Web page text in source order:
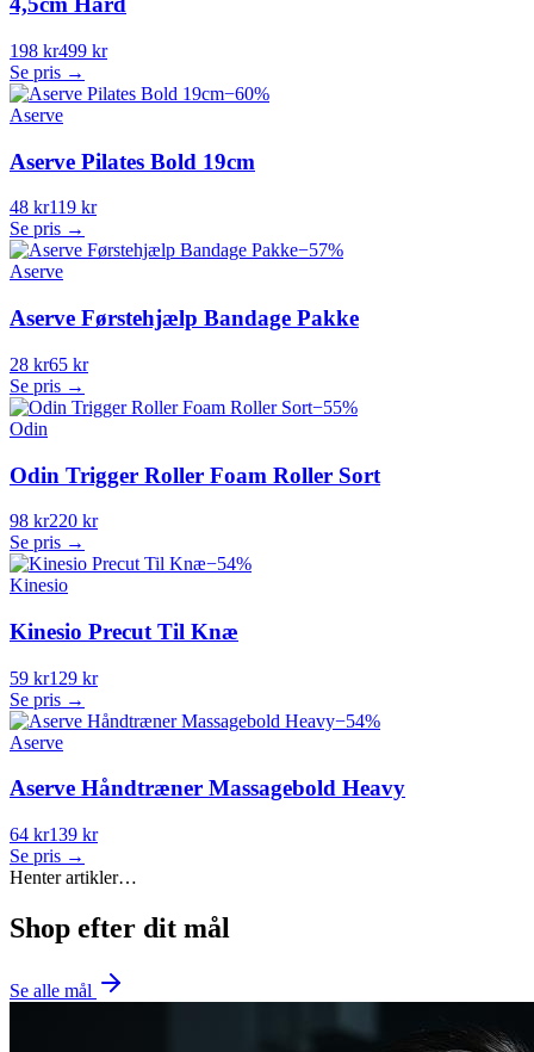
198 kr499 kr
Se pris →
−60%
Aserve
Aserve Pilates Bold 19cm
48 kr119 kr
Se pris →
−57%
Aserve
Aserve Førstehjælp Bandage Pakke
28 kr65 kr
Se pris →
−55%
Odin
Odin Trigger Roller Foam Roller Sort
98 kr220 kr
Se pris →
−54%
Kinesio
Kinesio Precut Til Knæ
59 kr129 kr
Se pris →
−54%
Aserve
Aserve Håndtræner Massagebold Heavy
64 kr139 kr
Se pris →
Henter artikler…
Shop efter dit mål
Se alle mål